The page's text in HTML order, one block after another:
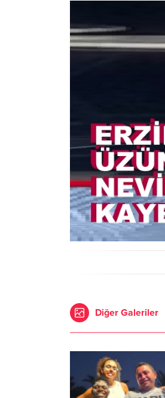
Diğer Galeriler